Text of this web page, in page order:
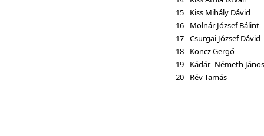
15
Kiss Mihály Dávid
16
Molnár József Bálint
17 Csurgai József Dávid
18
Koncz Gergő
19
Kádár- Németh János
20
Rév Tamás